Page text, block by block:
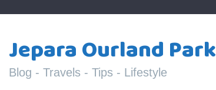
Jepara Ourland Park
Blog - Travels - Tips - Lifestyle